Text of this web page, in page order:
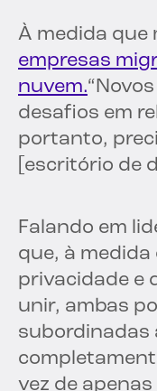
À medida que
empresas
nuvem.
desafios em
portanto,
[escritório de
Falando em
que, à medida
privacidade e
unir, ambas
subordinadas
vez de